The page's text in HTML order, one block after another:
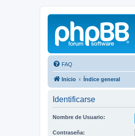
FAQ
Inicio Índice general
Identificarse
Nombre de Usuario:
Contraseña: